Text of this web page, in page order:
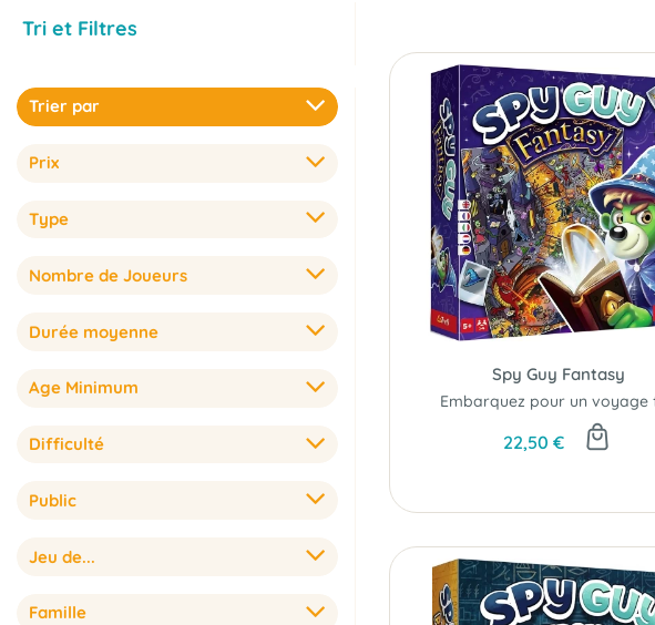
Tri et Filtres
Trier par
Prix
Type
Nombre de Joueurs
Durée moyenne
Age Minimum
Difficulté
Public
Jeu de...
Famille
Spy Guy Fantasy
22,50 €